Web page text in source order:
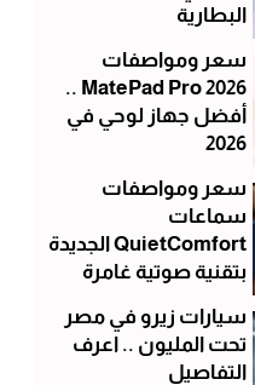
البطارية
سعر ومواصفات
MatePad Pro 2026 ..
أفضل جهاز لوحي في
2026
سعر ومواصفات
سماعات
QuietComfort الجديدة
بتقنية صوتية غامرة
سيارات زيرو في مصر
تحت المليون .. اعرف
التفاصيل